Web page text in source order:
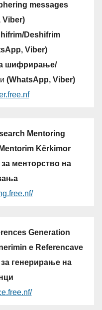
messages
Viber)
Deshifrim
Viber)
шифрирање/
(WhatsApp, Viber)
Mentoring
Kërkimor
менторство на
Generation
e Referencave
генерирање на